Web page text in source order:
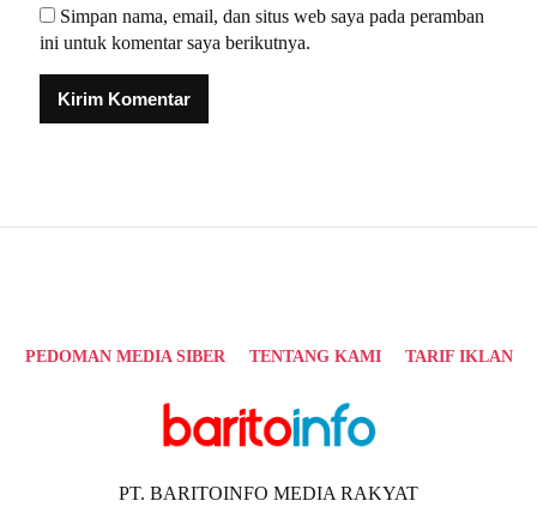
Simpan nama, email, dan situs web saya pada peramban
ini untuk komentar saya berikutnya.
PEDOMAN MEDIA SIBER TENTANG KAMI TARIF IKLAN
PT. BARITOINFO MEDIA RAKYAT